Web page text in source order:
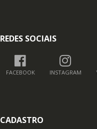
REDES SOCIAIS
FACEBOOK INSTAGRAM
CADASTRO